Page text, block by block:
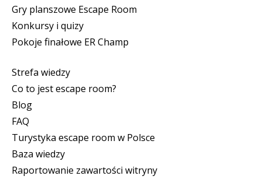
Gry planszowe Escape Room
Konkursy i quizy
Pokoje finałowe ER Champ
Strefa wiedzy
Co to jest escape room?
Blog
FAQ
Turystyka escape room w Polsce
Baza wiedzy
Raportowanie zawartości witryny